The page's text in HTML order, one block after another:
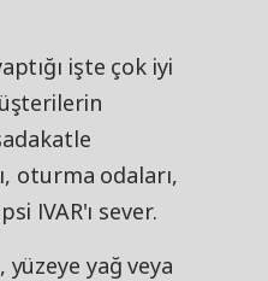
işte çok iyi
oturma odaları,
IVAR'ı sever.
yağ veya